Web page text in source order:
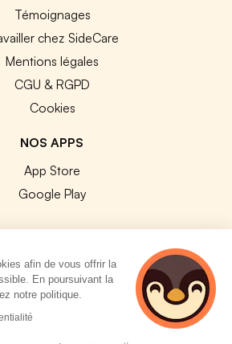
Témoignages
chez SideCare
Mentions légales
CGU & RGPD
Cookies
NOS APPS
App Store
Google Play
Tous droits réservés.
afin de vous offrir la
En poursuivant la
notre politique.
4 personnes
consultent